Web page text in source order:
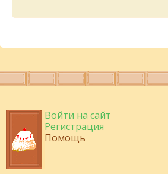
Войти на сайт
Регистрация
Помощь